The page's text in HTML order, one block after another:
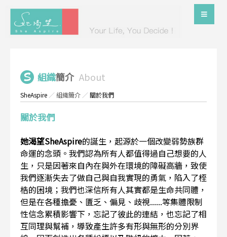
組織簡介 About
SheAspire ／組織簡介 ／關於我們
關於我們
她渴望SheAspire的誕生，起源於一個改變弱勢族群
命運的念頭。我們認為所有人都值得過自己想要的人
生，只是因著來自內在與外在環境的障礙高牆，致使
我們逐漸失去了做自己與自我實現的勇氣，陷入了桎
梏的困境；我們也深信所有人其實都是生命共同體，
但是在各種擔憂、匱乏、偏見、歧視......等集體限制
性信念累積影響下，忘記了彼此的連結，也忘記了相
互同理與幫補，導致產生許多有形與無形的分別界